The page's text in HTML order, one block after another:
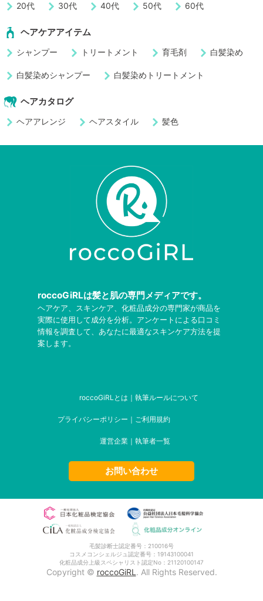
20代 30代 40代 50代 60代
ヘアケアアイテム
シャンプー トリートメント 育毛剤 白髪染め
白髪染めシャンプー 白髪染めトリートメント
ヘアカタログ
ヘアアレンジ ヘアスタイル 髪色
roccoGiRLは髪と肌の専門メディアです。
ヘアケア、スキンケア、化粧品成分の専門家が商品を
実際に使用して成分を分析。アンケートによる口コミ
情報を調査して、あなたに最適なスキンケア方法を提
案します。
roccoGiRLとは ｜ 執筆ルールについて
プライバシーポリシー ｜ ご利用規約
運営企業 ｜ 執筆者一覧
お問い合わせ
毛髪診断士認定番号：210016号
コスメコンシェルジュ認定番号：19143100041
化粧品成分上級スペシャリスト認定No：21120100147
Copyright © roccoGiRL . All Rights Reserved.